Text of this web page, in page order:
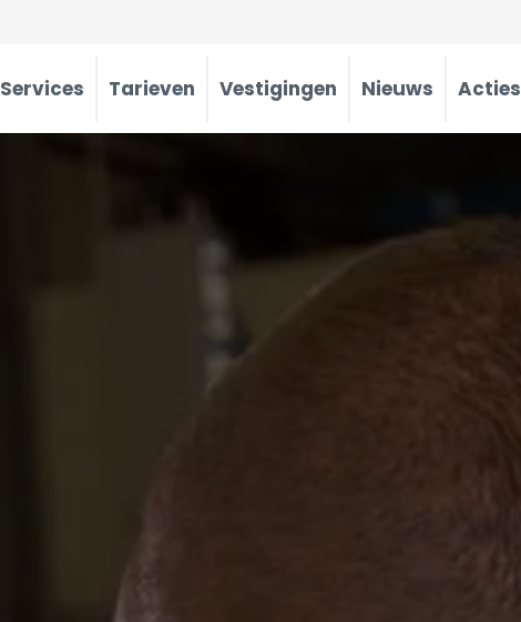
Services Tarieven Vestigingen Nieuws Acties